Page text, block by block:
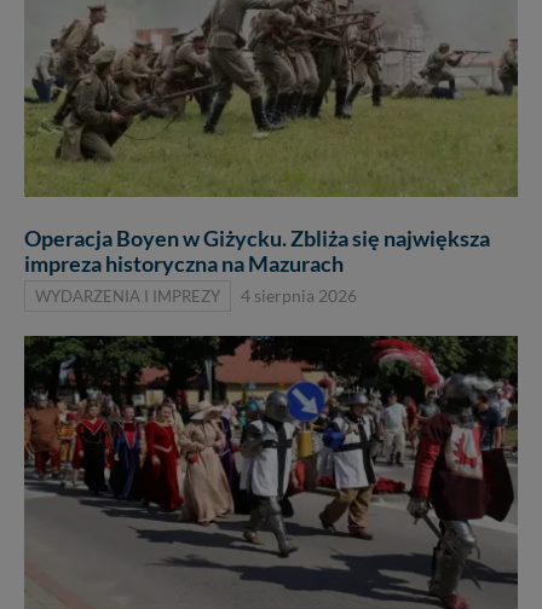
Operacja Boyen w Giżycku. Zbliża się największa
impreza historyczna na Mazurach
WYDARZENIA I IMPREZY 4 sierpnia 2026